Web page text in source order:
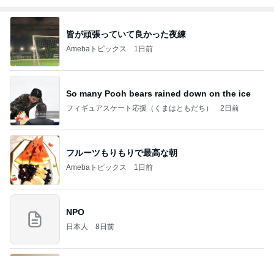
皆が頑張っていて良かった夜練
Amebaトピックス 1日前
So many Pooh bears rained down on the ice
フィギュアスケート応援（くまはともだち） 2日前
フルーツもりもりで最高な朝
Amebaトピックス 1日前
NPO
日本人 8日前